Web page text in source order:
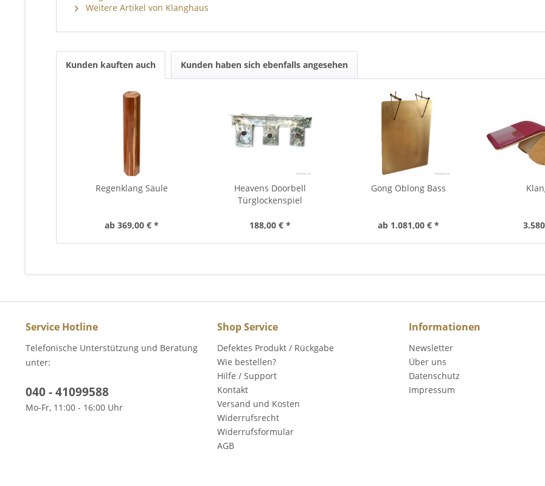
Weitere Artikel von Klanghaus
Kunden kauften auch Kunden haben sich ebenfalls angesehen
Regenklang Säule
ab 369,00 € *
Heavens Doorbell
Türglockenspiel
188,00 € *
Gong Oblong Bass
ab 1.081,00 € *
Service Hotline
Telefonische Unterstützung und Beratung
unter:
040 - 41099588
Mo-Fr, 11:00 - 16:00 Uhr
Shop Service
Defektes Produkt / Rückgabe
Wie bestellen?
Hilfe / Support
Kontakt
Versand und Kosten
Widerrufsrecht
Widerrufsformular
AGB
Informationen
Newsletter
Über uns
Datenschutz
Impressum